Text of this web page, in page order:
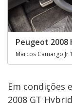
Peugeot 2008
Marcos Camargo Jr
Em condições
2008 GT